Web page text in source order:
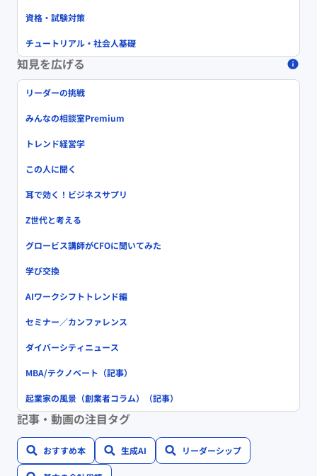
資格・試験対策
チュートリアル・社会人基礎
知見を広げる
リーダーの挑戦
みんなの相談室Premium
トレンド経営学
この人に聞く
耳で効く！ビジネスサプリ
Z世代と考える
グロービス講師がCFOに聞いてみた
学び交換
AIワークシフトトレンド編
セミナー／カンファレンス
ダイバーシティニュース
MBA/テクノベート（記事）
起業家の風景（創業者コラム）（記事）
記事・動画の注目タグ
おすすめ本 生成AI リーダーシップ